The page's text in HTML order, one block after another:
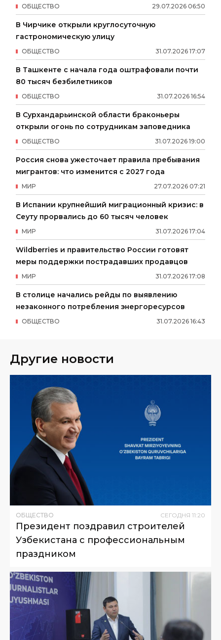
29.07.2026 06:50
ОБЩЕСТВО
В Чирчике открыли круглосуточную
гастрономическую улицу
31.07.2026 17:07
ОБЩЕСТВО
В Ташкенте с начала года оштрафовали почти
80 тысяч безбилетников
31.07.2026 16:54
ОБЩЕСТВО
В Сурхандарьинской области браконьеры
открыли огонь по сотрудникам заповедника
31.07.2026 19:00
ОБЩЕСТВО
Россия снова ужесточает правила пребывания
мигрантов: что изменится с 2027 года
27.07.2026 07:21
МИР
В Испании крупнейший миграционный кризис: в
Сеуту прорвались до 60 тысяч человек
31.07.2026 17:04
МИР
Wildberries и правительство России готовят
меры поддержки пострадавших продавцов
31.07.2026 17:08
МИР
В столице начались рейды по выявлению
незаконного потребления энергоресурсов
31.07.2026 16:43
ОБЩЕСТВО
Другие новости
ОБЩЕСТВО СЕГОДНЯ 11:20
Президент поздравил строителей
Узбекистана с профессиональным
праздником